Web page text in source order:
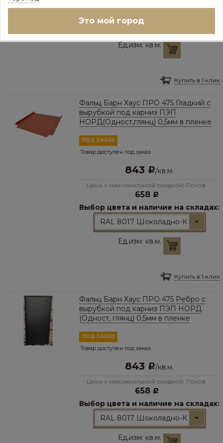
RAL 8017 Шоколадно-
Ед.изм: кв.м.
Купить в 1 клик
Фальц Барн Хаус ПРО 475 Гладкий с
вырубкой под карниз ПЭП
НОРД(Одност,глянц) 0,5мм в пленке
ПОД ЗАКАЗ
Товар доступен под заказ
843 Р/кв.м.
Цена с максимальной скидкой, Псков:
658 Р
Выбор цвета и наличие на складах:
RAL 8017 Шоколадно-
Ед.изм: кв.м.
Купить в 1 клик
Фальц Барн Хаус ПРО 475 Ребро с
вырубкой под карниз ПЭП НОРД
(Одност, глянц) 0,5мм в пленке
ПОД ЗАКАЗ
Товар доступен под заказ
843 Р/кв.м.
Цена с максимальной скидкой, Псков:
658 Р
Выбор цвета и наличие на складах:
RAL 8017 Шоколадно-
Ед.изм: кв.м.
Это мой город